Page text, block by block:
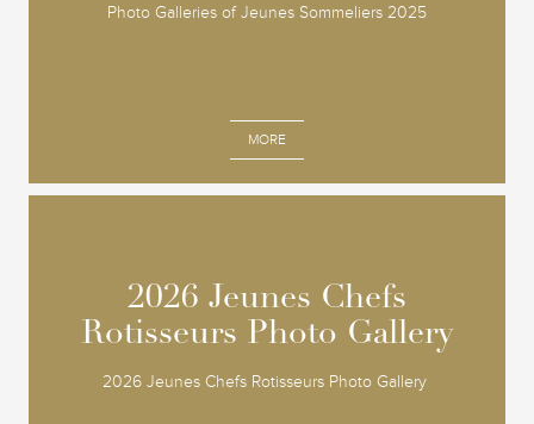
Photo Galleries of Jeunes Sommeliers 2025
MORE
2026 Jeunes Chefs
Rotisseurs Photo Gallery
2026 Jeunes Chefs Rotisseurs Photo Gallery
2026 Jeunes Chefs
Rotisseurs Photo Gallery